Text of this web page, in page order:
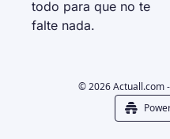
todo para que no te
falte nada.
© 2026 Actuall.com